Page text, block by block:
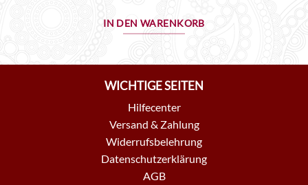
IN DEN WARENKORB
WICHTIGE SEITEN
Hilfecenter
Versand & Zahlung
Widerrufsbelehrung
Datenschutzerklärung
AGB